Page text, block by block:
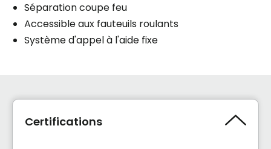
Séparation coupe feu
Accessible aux fauteuils roulants
Système d'appel à l'aide fixe
Certifications